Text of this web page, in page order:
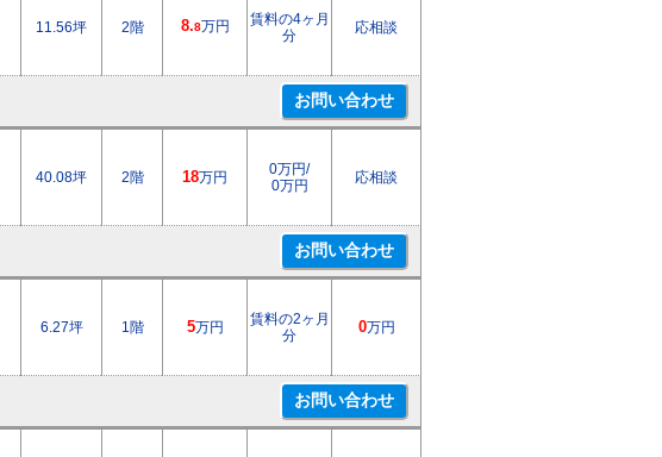
11.56坪 2階 8.8万円
賃料の4ヶ月
分
応相談
40.08坪 2階 18万円
0万円/
0万円
応相談
6.27坪 1階 5万円
賃料の2ヶ月
分
0万円